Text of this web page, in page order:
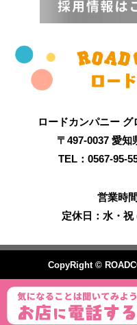
ロードカンパニー
〒497-0037 愛知
TEL：0567-95-
営業時
定休日：水・
CopyRight ©